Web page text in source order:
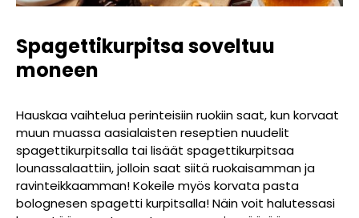
Spagettikurpitsa soveltuu
moneen
Hauskaa vaihtelua perinteisiin ruokiin saat, kun korvaat
muun muassa aasialaisten reseptien nuudelit
spagettikurpitsalla tai lisäät spagettikurpitsaa
lounassalaattiin, jolloin saat siitä ruokaisamman ja
ravinteikkaamman! Kokeile myös korvata pasta
bolognesen spagetti kurpitsalla! Näin voit halutessasi